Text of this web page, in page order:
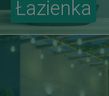
Łazienka